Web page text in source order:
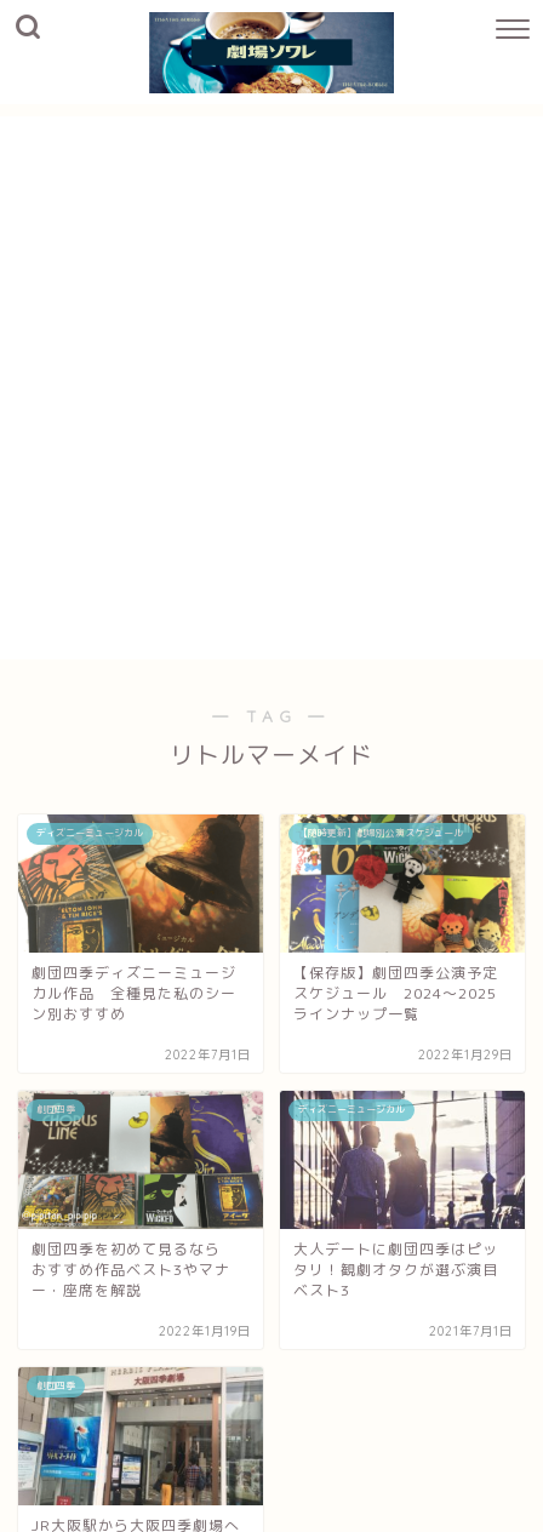
― TAG ―
リトルマーメイド
ディズニーミュージカル
劇団四季ディズニーミュージ
カル作品 全種見た私のシー
ン別おすすめ
2022年7月1日
【随時更新】劇場別公演スケジュール
【保存版】劇団四季公演予定
スケジュール 2024～2025
ラインナップ一覧
2022年1月29日
劇団四季
劇団四季を初めて見るなら
おすすめ作品ベスト3やマナ
ー・座席を解説
2022年1月19日
ディズニーミュージカル
大人デートに劇団四季はピッ
タリ！観劇オタクが選ぶ演目
ベスト3
2021年7月1日
劇団四季
JR大阪駅から大阪四季劇場へ